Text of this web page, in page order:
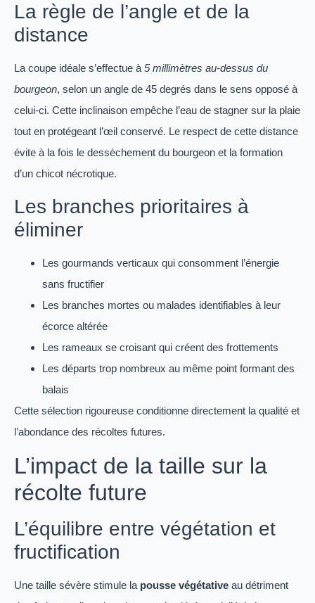
La règle de l’angle et de la
distance
La coupe idéale s’effectue à 5 millimètres au-dessus du
bourgeon, selon un angle de 45 degrés dans le sens opposé à
celui-ci. Cette inclinaison empêche l’eau de stagner sur la plaie
tout en protégeant l’œil conservé. Le respect de cette distance
évite à la fois le dessèchement du bourgeon et la formation
d’un chicot nécrotique.
Les branches prioritaires à
éliminer
Les gourmands verticaux qui consomment l’énergie
sans fructifier
Les branches mortes ou malades identifiables à leur
écorce altérée
Les rameaux se croisant qui créent des frottements
Les départs trop nombreux au même point formant des
balais
Cette sélection rigoureuse conditionne directement la qualité et
l’abondance des récoltes futures.
L’impact de la taille sur la
récolte future
L’équilibre entre végétation et
fructification
Une taille sévère stimule la pousse végétative au détriment